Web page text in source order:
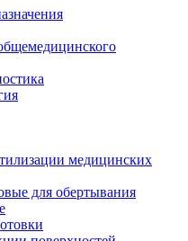
медицинских
для обертывания